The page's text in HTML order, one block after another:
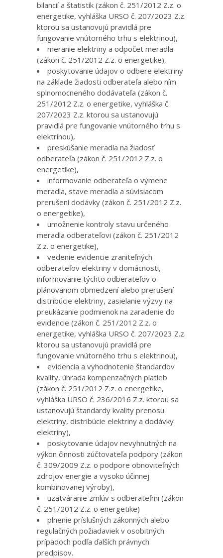
bilancií a štatistík (zákon č. 251/2012 Z.z. o
energetike, vyhláška URSO č. 207/2023 Z.z.
ktorou sa ustanovujú pravidlá pre
fungovanie vnútorného trhu s elektrinou),
meranie elektriny a odpočet meradla
(zákon č. 251/2012 Z.z. o energetike),
poskytovanie údajov o odbere elektriny
na základe žiadosti odberateľa alebo ním
splnomocneného dodávateľa (zákon č.
251/2012 Z.z. o energetike, vyhláška č.
207/2023 Z.z. ktorou sa ustanovujú
pravidlá pre fungovanie vnútorného trhu s
elektrinou),
preskúšanie meradla na žiadosť
odberateľa (zákon č. 251/2012 Z.z. o
energetike),
informovanie odberateľa o výmene
meradla, stave meradla a súvisiacom
prerušení dodávky (zákon č. 251/2012 Z.z.
o energetike),
umožnenie kontroly stavu určeného
meradla odberateľovi (zákon č. 251/2012
Z.z. o energetike),
vedenie evidencie zraniteľných
odberateľov elektriny v domácnosti,
informovanie týchto odberateľov o
plánovanom obmedzení alebo prerušení
distribúcie elektriny, zasielanie výzvy na
preukázanie podmienok na zaradenie do
evidencie (zákon č. 251/2012 Z.z. o
energetike, vyhláška URSO č. 207/2023 Z.z.
ktorou sa ustanovujú pravidlá pre
fungovanie vnútorného trhu s elektrinou),
evidencia a vyhodnotenie štandardov
kvality, úhrada kompenzačných platieb
(zákon č. 251/2012 Z.z. o energetike,
vyhláška URSO č. 236/2016 Z.z. ktorou sa
ustanovujú štandardy kvality prenosu
elektriny, distribúcie elektriny a dodávky
elektriny),
poskytovanie údajov nevyhnutných na
výkon činnosti zúčtovateľa podpory (zákon
č. 309/2009 Z.z. o podpore obnoviteľných
zdrojov energie a vysoko účinnej
kombinovanej výroby),
uzatváranie zmlúv s odberateľmi (zákon
č. 251/2012 Z.z. o energetike)
plnenie príslušných zákonných alebo
regulačných požiadaviek v osobitných
prípadoch podľa ďalších právnych
predpisov.